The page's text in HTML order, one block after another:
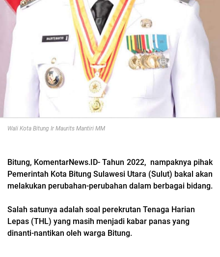
Wali Kota Bitung Ir Maurits Mantiri MM
Bitung, KomentarNews.ID- Tahun 2022, nampaknya pihak
Pemerintah Kota Bitung Sulawesi Utara (Sulut) bakal akan
melakukan perubahan-perubahan dalam berbagai bidang.
Salah satunya adalah soal perekrutan Tenaga Harian
Lepas (THL) yang masih menjadi kabar panas yang
dinanti-nantikan oleh warga Bitung.